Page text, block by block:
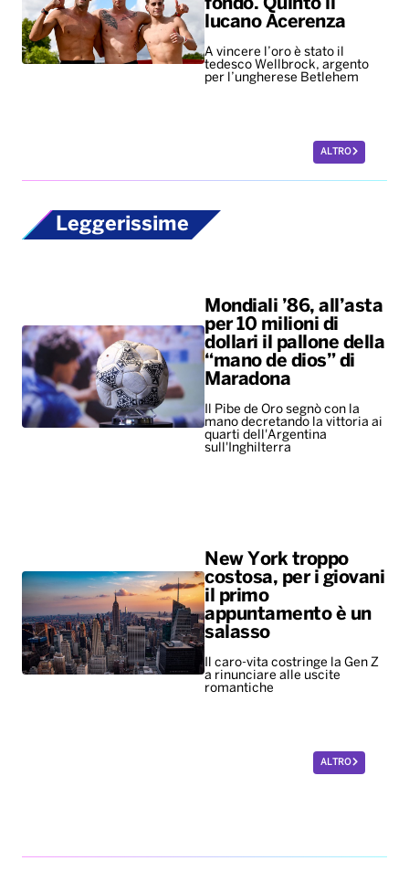
fondo. Quinto il
lucano Acerenza
A vincere l’oro è stato il
tedesco Wellbrock, argento
per l’ungherese Betlehem
ALTRO
Leggerissime
Mondiali ’86, all’asta
per 10 milioni di
dollari il pallone della
“mano de dios” di
Maradona
Il Pibe de Oro segnò con la
mano decretando la vittoria ai
quarti dell'Argentina
sull'Inghilterra
New York troppo
costosa, per i giovani
il primo
appuntamento è un
salasso
Il caro-vita costringe la Gen Z
a rinunciare alle uscite
romantiche
ALTRO